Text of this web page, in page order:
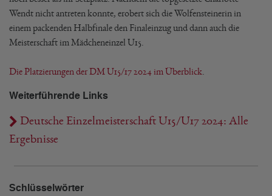
Wendt nicht antreten konnte, erobert sich die Wolfensteinerin in
einem packenden Halbfinale den Finaleinzug und dann auch die
Meisterschaft im Mädcheneinzel U15.
Die Platzierungen der DM U15/17 2024 im Überblick
Weiterführende Links
Deutsche Einzelmeisterschaft U15/U17 2024: Alle
Ergebnisse
Schlüsselwörter